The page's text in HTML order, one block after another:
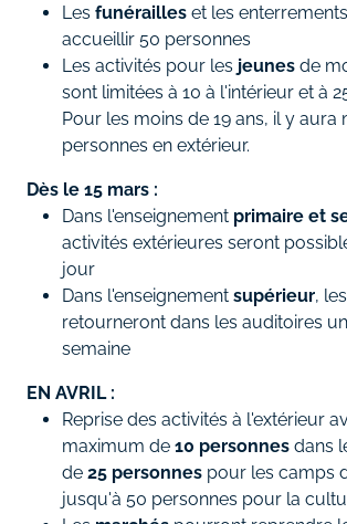
Les funérailles et les
accueillir 50 personnes
Les activités pour les jeunes de
sont limitées à 10 à l'intérieur et à
Pour les moins de 19 ans, il y aura
personnes en extérieur.
Dès le 15 mars :
Dans l'enseignement primaire et
activités extérieures seront
jour
Dans l'enseignement supérieur,
retourneront dans les auditoires
semaine
EN AVRIL :
Reprise des activités à l'extérieur
maximum de 10 personnes dans
de 25 personnes pour les camps
jusqu'à 50 personnes pour la